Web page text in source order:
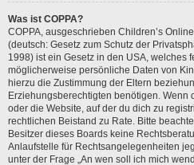
Was ist COPPA?
COPPA, ausgeschrieben Children’s
(deutsch: Gesetz zum Schutz der
1998) ist ein Gesetz in den USA, welches
möglicherweise persönliche Daten von
hierzu die Zustimmung der Eltern
Erziehungsberechtigten benötigen. Wenn
oder die Website, auf der du dich zu
rechtlichen Beistand zu Rate. Bitte
Besitzer dieses Boards keine
Anlaufstelle für Rechtsangelegenheiten
unter der Frage „An wen soll ich mich